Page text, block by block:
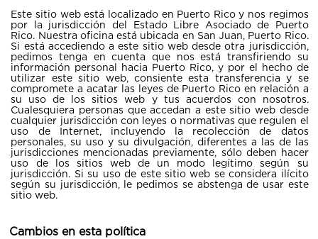
Este sitio web está localizado en Puerto Rico y nos regimos
por la jurisdicción del Estado Libre Asociado de Puerto
Rico. Nuestra oficina está ubicada en San Juan, Puerto Rico.
Si está accediendo a este sitio web desde otra jurisdicción,
pedimos tenga en cuenta que nos está transfiriendo su
información personal hacia Puerto Rico, y por el hecho de
utilizar este sitio web, consiente esta transferencia y se
compromete a acatar las leyes de Puerto Rico en relación a
su uso de los sitios web y tus acuerdos con nosotros.
Cualesquiera personas que accedan a este sitio web desde
cualquier jurisdicción con leyes o normativas que regulen el
uso de Internet, incluyendo la recolección de datos
personales, su uso y su divulgación, diferentes a las de las
jurisdicciones mencionadas previamente, sólo deben hacer
uso de los sitios web de un modo legítimo según su
jurisdicción. Si su uso de este sitio web se considera ilícito
según su jurisdicción, le pedimos se abstenga de usar este
sitio web.
Cambios en esta política